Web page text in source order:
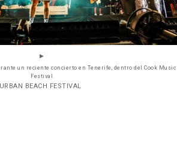
un reciente concierto en Tenerife, dentro del Cook Music
Festival.
BEACH FESTIVAL